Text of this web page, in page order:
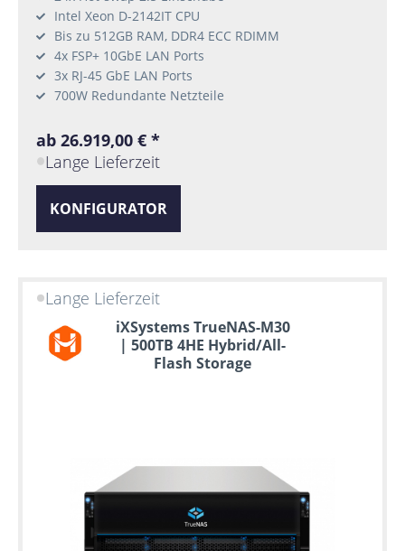
Intel Xeon D-2142IT CPU
Bis zu 512GB RAM, DDR4 ECC RDIMM
4x FSP+ 10GbE LAN Ports
3x RJ-45 GbE LAN Ports
700W Redundante Netzteile
ab 26.919,00 € *
Lange Lieferzeit
KONFIGURATOR
Lange Lieferzeit
iXSystems TrueNAS-M30
| 500TB 4HE Hybrid/All-
Flash Storage